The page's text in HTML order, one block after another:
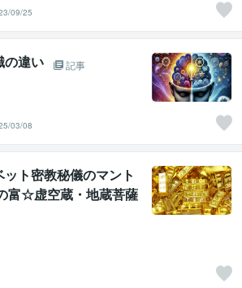
09/25
の違い
記事
03/08
ト密教秘儀のマント
富☆虚空蔵・地蔵菩薩
が貴方の手に☆